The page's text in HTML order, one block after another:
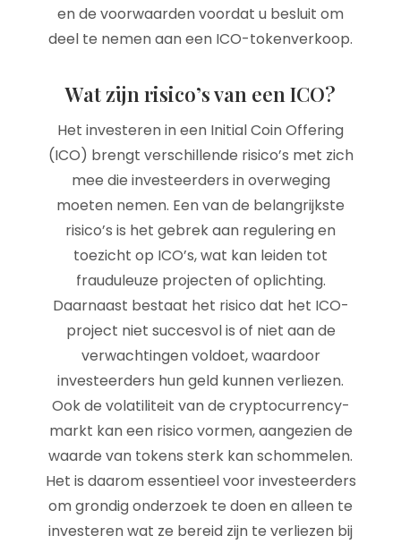
en de voorwaarden voordat u besluit om
deel te nemen aan een ICO-tokenverkoop.
Wat zijn risico’s van een ICO?
Het investeren in een Initial Coin Offering
(ICO) brengt verschillende risico’s met zich
mee die investeerders in overweging
moeten nemen. Een van de belangrijkste
risico’s is het gebrek aan regulering en
toezicht op ICO’s, wat kan leiden tot
frauduleuze projecten of oplichting.
Daarnaast bestaat het risico dat het ICO-
project niet succesvol is of niet aan de
verwachtingen voldoet, waardoor
investeerders hun geld kunnen verliezen.
Ook de volatiliteit van de cryptocurrency-
markt kan een risico vormen, aangezien de
waarde van tokens sterk kan schommelen.
Het is daarom essentieel voor investeerders
om grondig onderzoek te doen en alleen te
investeren wat ze bereid zijn te verliezen bij